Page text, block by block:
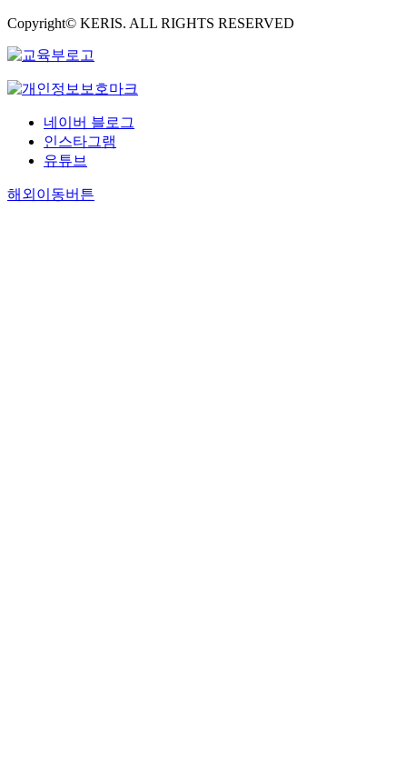
Copyright© KERIS. ALL RIGHTS RESERVED
네이버 블로그
인스타그램
유튜브
해외이동버튼